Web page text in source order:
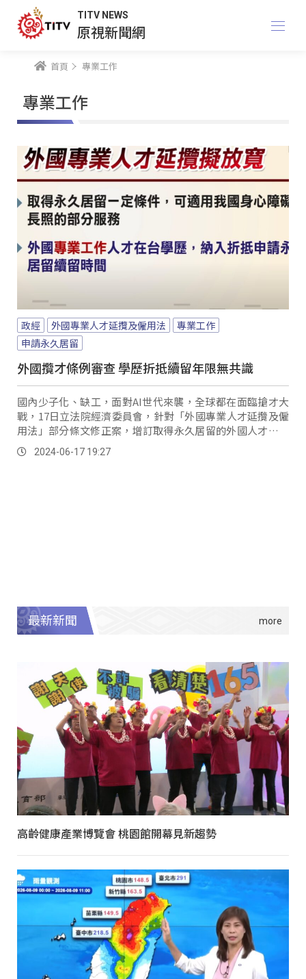
TITV NEWS
原視新聞網
首頁 專業工作
專業工作
政經 外國專業人才延攬及僱用法
專業工作
申請永久居留
外國攬才條例審查 學歷折抵續留年限無共識
國內少子化、缺工，面對AI世代來襲，全球都在面臨搶才大
戰，17日立法院經濟委員會，針對「外國專業人才延攬及僱
用法」部分條文修正案，增訂取得永久居留的外國人才滿足
一定條件，可適用我國身心障礙及長照的部分服務，而值得
注意的是，針對外國人才在台就業，申請永久居留時，可將
2024-06-17 19:27
最新新聞
高齡健康產業博覽會 桃園館開幕見新趨勢